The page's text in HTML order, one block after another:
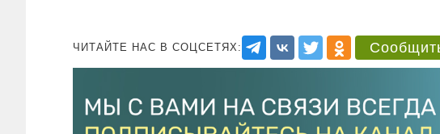
ЧИТАЙТЕ НАС В СОЦСЕТЯХ: